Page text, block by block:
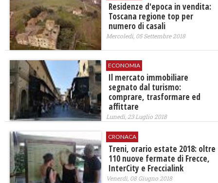
Residenze d'epoca in vendita:
Toscana regione top per
numero di casali
Mercoledì, 05 Settembre 2018
ECONOMIA
Il mercato immobiliare
segnato dal turismo:
comprare, trasformare ed
affittare
Lunedì, 23 Luglio 2018
CRONACA
Treni, orario estate 2018: oltre
110 nuove fermate di Frecce,
InterCity e Freccialink
Venerdì, 08 Giugno 2018